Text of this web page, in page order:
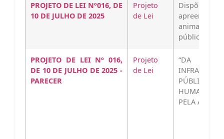
PROJETO DE LEI Nº016, DE
10 DE JULHO DE 2025
Projeto
de Lei
Dispõe
animais
públicas da
PROJETO DE LEI Nº 016,
DE 10 DE JULHO DE 2025 -
PARECER
Projeto
de Lei
“DA
PÚBLICA,
HUMANOS
PELA